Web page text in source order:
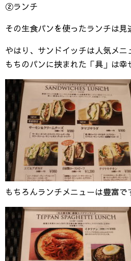
②ランチ
その生食パンを使ったランチは見
やはり、サンドイッチは人気メ
もちのパンに挟まれた「具」は幸
もちろんランチメニューは豊富で